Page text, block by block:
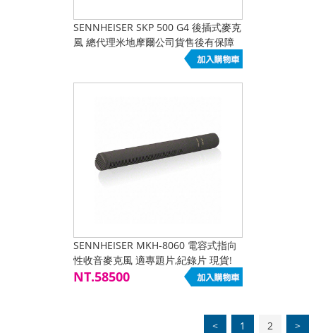
SENNHEISER SKP 500 G4 後插式麥克
風 總代理米地摩爾公司貨售後有保障
SENNHEISER MKH-8060 電容式指向
性收音麥克風 適專題片,紀錄片 現貨!
專業選擇
NT.58500
< 1 2 >